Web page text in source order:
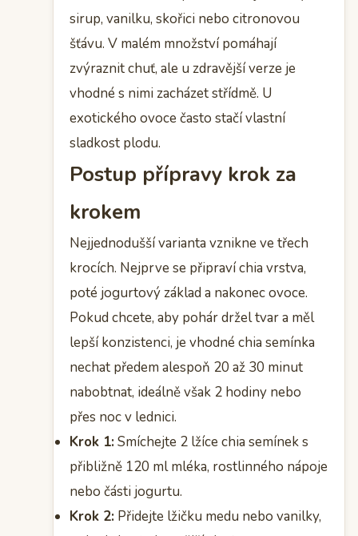
sirup, vanilku, skořici nebo citronovou
šťávu. V malém množství pomáhají
zvýraznit chuť, ale u zdravější verze je
vhodné s nimi zacházet střídmě. U
exotického ovoce často stačí vlastní
sladkost plodu.
Postup přípravy krok za
krokem
Nejjednodušší varianta vznikne ve třech
krocích. Nejprve se připraví chia vrstva,
poté jogurtový základ a nakonec ovoce.
Pokud chcete, aby pohár držel tvar a měl
lepší konzistenci, je vhodné chia semínka
nechat předem alespoň 20 až 30 minut
nabobtnat, ideálně však 2 hodiny nebo
přes noc v lednici.
Krok 1:Smíchejte 2 lžíce chia semínek s
přibližně 120 ml mléka, rostlinného nápoje
nebo části jogurtu.
Krok 2: Přidejte lžičku medu nebo vanilky,